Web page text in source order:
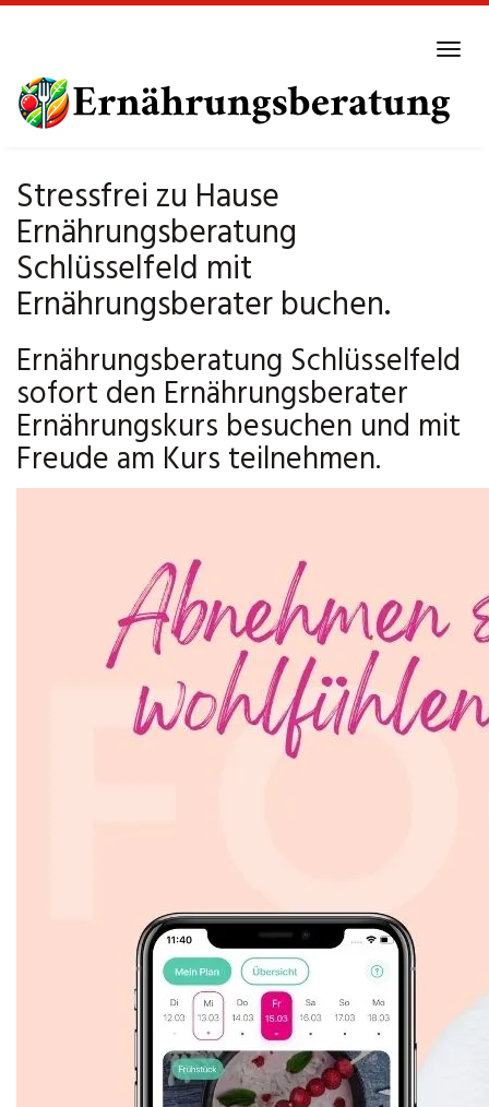
main
content
Stressfrei zu Hause
Ernährungsberatung
Schlüsselfeld mit
Ernährungsberater buchen.
Ernährungsberatung Schlüsselfeld
sofort den Ernährungsberater
Ernährungskurs besuchen und mit
Freude am Kurs teilnehmen.